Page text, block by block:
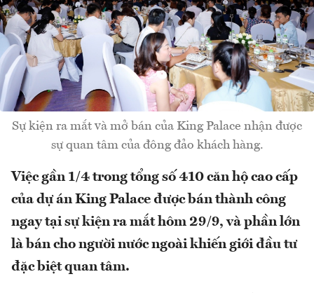
Sự kiện ra mắt và mở bán của King Palace nhận được
sự quan tâm của đông đảo khách hàng.
Việc gần 1/4 trong tổng số 410 căn hộ cao cấp
của dự án King Palace được bán thành công
ngay tại sự kiện ra mắt hôm 29/9, và phần lớn
là bán cho người nước ngoài khiến giới đầu tư
đặc biệt quan tâm.